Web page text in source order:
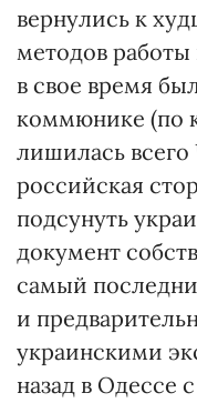
вернулись к
методов работы
в свое время
коммюнике (по
лишилась
российская
подсунуть
документ
самый
и
украинскими
назад в Одессе